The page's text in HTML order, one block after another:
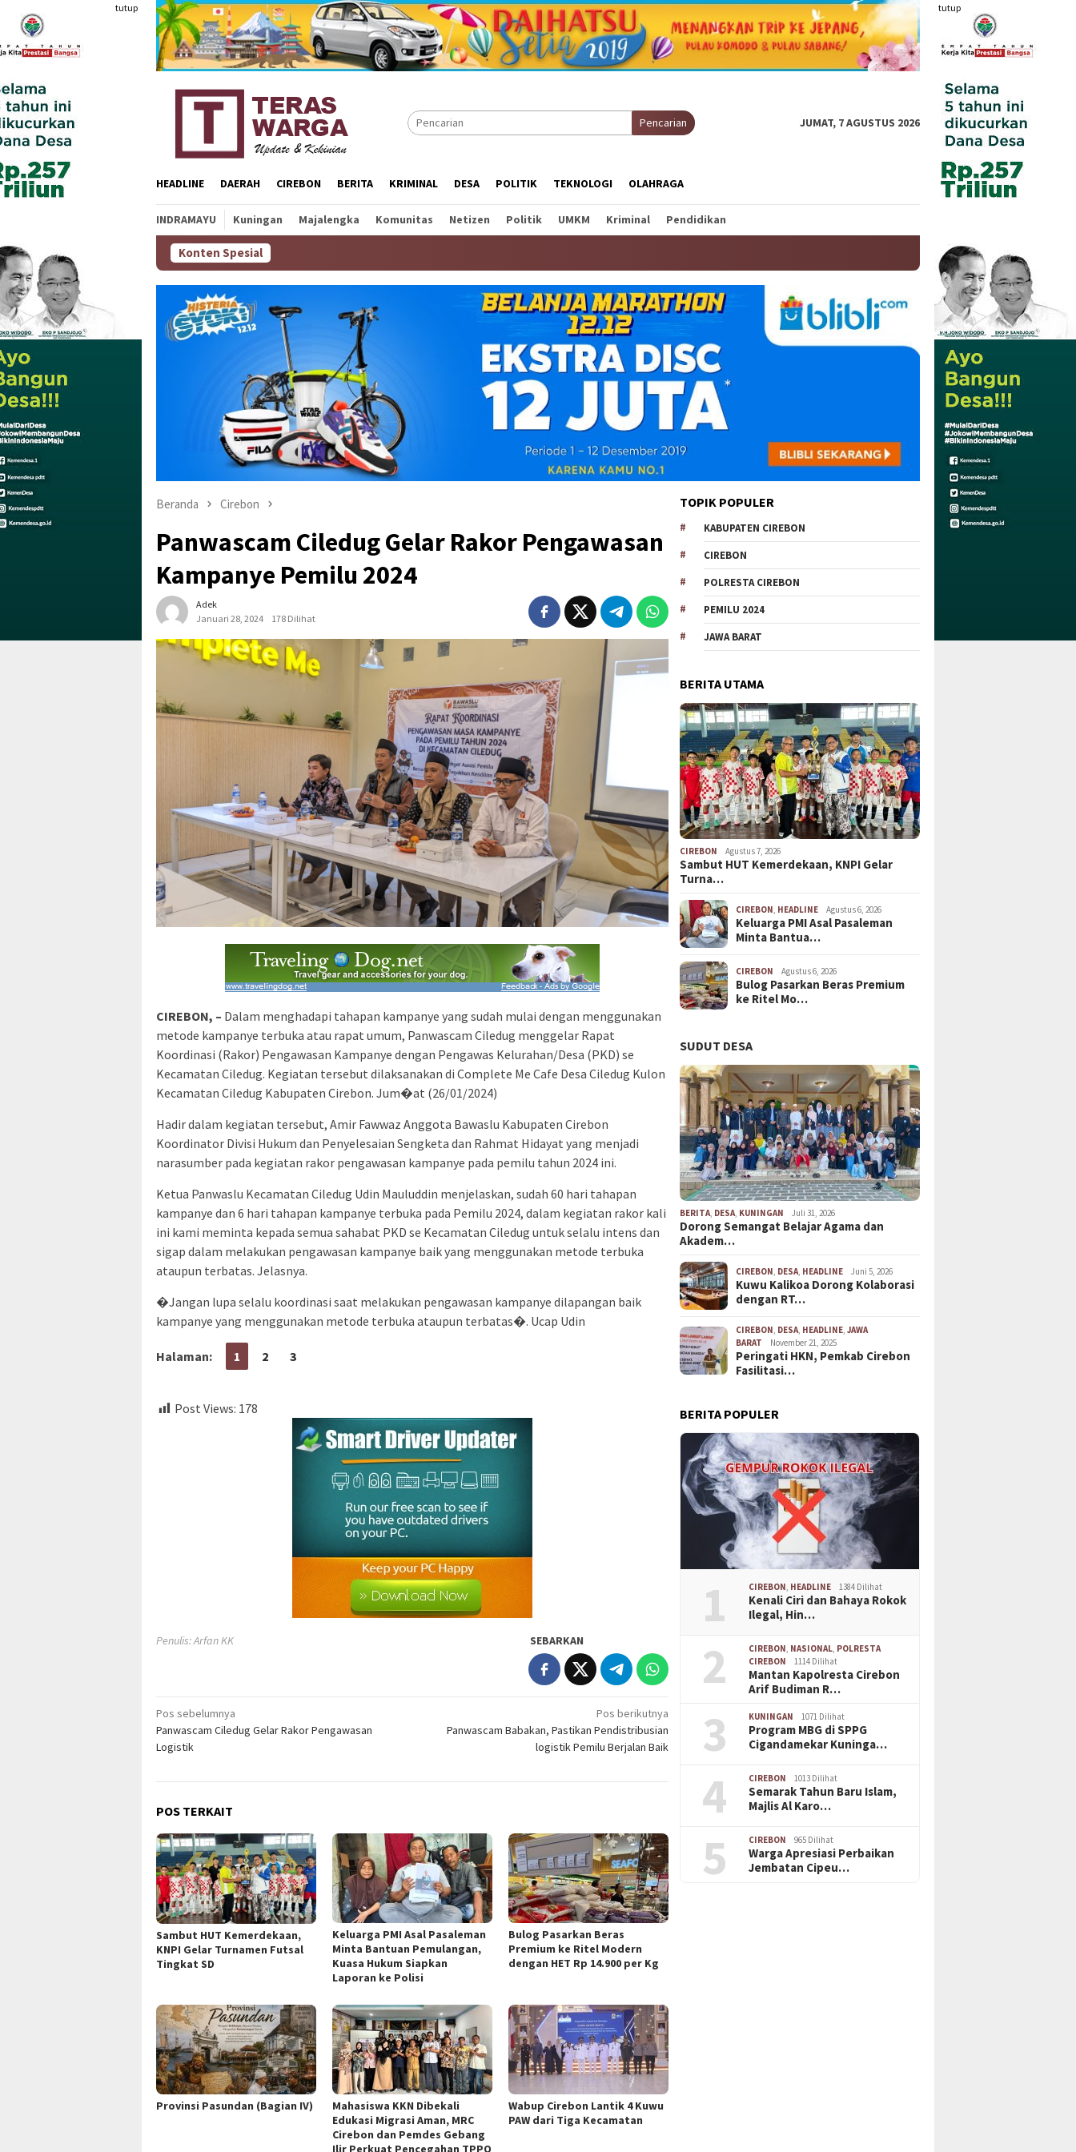
Loncat
konten
tutup tutup
Pencarian JUMAT, 7 AGUSTUS 2026
HEADLINE DAERAH CIREBON BERITA KRIMINAL DESA POLITIK TEKNOLOGI OLAHRAGA
INDRAMAYU Kuningan Majalengka Komunitas Netizen Politik UMKM Kriminal Pendidikan
Konten Spesial
Beranda Cirebon
Panwascam Ciledug Gelar Rakor Pengawasan
Kampanye Pemilu 2024
Adek
Januari 28, 2024
178 Dilihat
CIREBON, – Dalam menghadapi tahapan kampanye yang sudah mulai dengan menggunakan
metode kampanye terbuka atau rapat umum, Panwascam Ciledug menggelar Rapat
Koordinasi (Rakor) Pengawasan Kampanye dengan Pengawas Kelurahan/Desa (PKD) se
Kecamatan Ciledug. Kegiatan tersebut dilaksanakan di Complete Me Cafe Desa Ciledug Kulon
Kecamatan Ciledug Kabupaten Cirebon. Jum�at (26/01/2024)
Hadir dalam kegiatan tersebut, Amir Fawwaz Anggota Bawaslu Kabupaten Cirebon
Koordinator Divisi Hukum dan Penyelesaian Sengketa dan Rahmat Hidayat yang menjadi
narasumber pada kegiatan rakor pengawasan kampanye pada pemilu tahun 2024 ini.
Ketua Panwaslu Kecamatan Ciledug Udin Mauluddin menjelaskan, sudah 60 hari tahapan
kampanye dan 6 hari tahapan kampanye terbuka pada Pemilu 2024, dalam kegiatan rakor kali
ini kami meminta kepada semua sahabat PKD se Kecamatan Ciledug untuk selalu intens dan
sigap dalam melakukan pengawasan kampanye baik yang menggunakan metode terbuka
ataupun terbatas. Jelasnya.
�Jangan lupa selalu koordinasi saat melakukan pengawasan kampanye dilapangan baik
kampanye yang menggunakan metode terbuka ataupun terbatas�. Ucap Udin
Halaman: 1 2 3
Post Views: 178
Penulis: Arfan KK SEBARKAN
Navigasi
pos
Pos sebelumnya
Panwascam Ciledug Gelar Rakor Pengawasan
Logistik
Pos berikutnya
Panwascam Babakan, Pastikan Pendistribusian
logistik Pemilu Berjalan Baik
POS TERKAIT
Sambut HUT Kemerdekaan,
KNPI Gelar Turnamen Futsal
Tingkat SD
Keluarga PMI Asal Pasaleman
Minta Bantuan Pemulangan,
Kuasa Hukum Siapkan
Laporan ke Polisi
Bulog Pasarkan Beras
Premium ke Ritel Modern
dengan HET Rp 14.900 per Kg
Provinsi Pasundan (Bagian IV)
Mahasiswa KKN Dibekali
Edukasi Migrasi Aman, MRC
Cirebon dan Pemdes Gebang
Ilir Perkuat Pencegahan TPPO
Wabup Cirebon Lantik 4 Kuwu
PAW dari Tiga Kecamatan
TOPIK POPULER
KABUPATEN CIREBON
CIREBON
POLRESTA CIREBON
PEMILU 2024
JAWA BARAT
BERITA UTAMA
CIREBON Agustus 7, 2026
Sambut HUT Kemerdekaan, KNPI Gelar
Turna…
CIREBON, HEADLINE Agustus 6, 2026
Keluarga PMI Asal Pasaleman
Minta Bantua…
CIREBON Agustus 6, 2026
Bulog Pasarkan Beras Premium
ke Ritel Mo…
SUDUT DESA
BERITA, DESA, KUNINGAN Juli 31, 2026
Dorong Semangat Belajar Agama dan
Akadem…
CIREBON, DESA, HEADLINE Juni 5, 2026
Kuwu Kalikoa Dorong Kolaborasi
dengan RT…
CIREBON, DESA, HEADLINE,JAWA
BARAT
November 21, 2025
Peringati HKN, Pemkab Cirebon
Fasilitasi…
BERITA POPULER
1 CIREBON HEADLINE 1384 Dilihat
Kenali Ciri dan Bahaya Rokok
Ilegal, Hin…
2 CIREBON NASIONAL POLRESTA
CIREBON
1114 Dilihat
Mantan Kapolresta Cirebon
Arif Budiman R…
3 KUNINGAN 1071 Dilihat
Program MBG di SPPG
Cigandamekar Kuninga…
4 CIREBON 1013 Dilihat
Semarak Tahun Baru Islam,
Majlis Al Karo…
5 CIREBON 965 Dilihat
Warga Apresiasi Perbaikan
Jembatan Cipeu…